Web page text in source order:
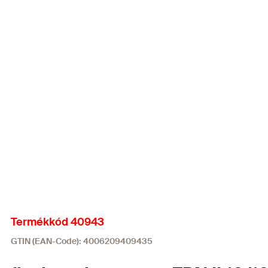
Termékkód 40943
GTIN (EAN-Code): 4006209409435